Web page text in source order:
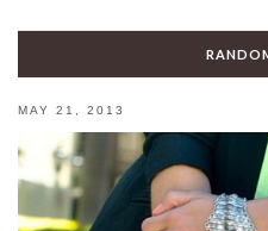
MAY 21, 2013